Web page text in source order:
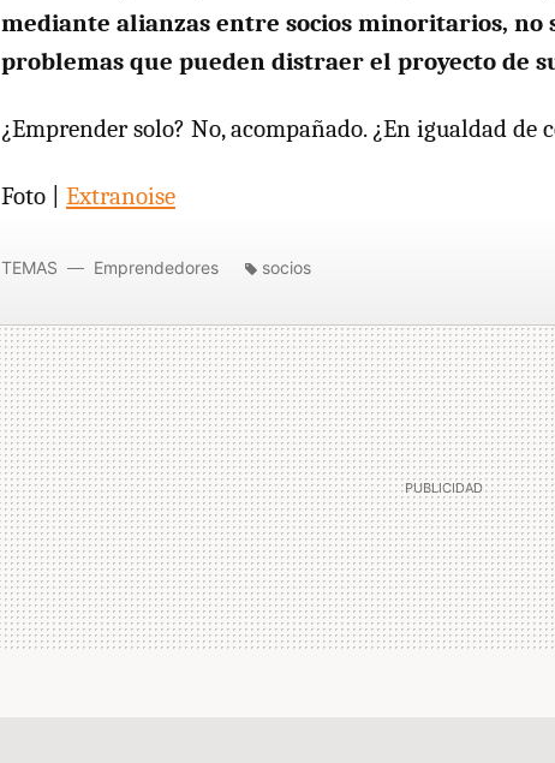
mediante alianzas entre socios minoritarios, no
problemas que pueden distraer el proyecto de
¿Emprender solo? No, acompañado. ¿En igualdad de
Foto | Extranoise
TEMAS Emprendedores socios